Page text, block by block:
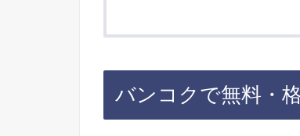
バンコクで無料・